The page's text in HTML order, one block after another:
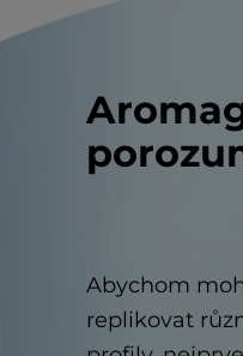
Abychom
replikovat